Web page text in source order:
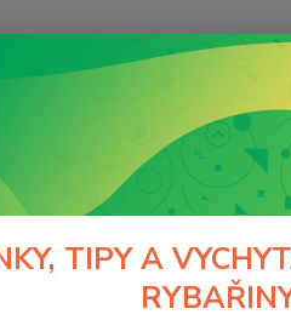
Kaprařina - příslušenství
Mivardi
TIPY A